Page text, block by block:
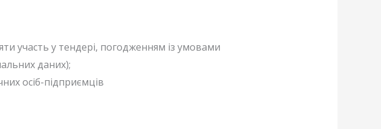
участь у тендері, погодженням із умовами
даних);
осіб-підприємців